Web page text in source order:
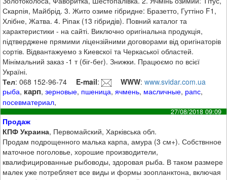
Скарпія, Майбрід. 3. Жито озиме гібридне: Бразетто, Гуттіно F1,
Хлібне, Жатва. 4. Ріпак (13 гібридів). Повний каталог та
характеристики - на сайті. Виключно оригінальна продукція,
підтверджене прямими ліцензійними договорами від оригінаторів
сортів. Відвантажуемо з Киевскої та Черкаської областей.
Мінімальний заказ -1 т (біг-бег). Знижки. Працюємо по всієї
Україні.
Тел: 068 152-96-74 E-mail: WWW:www.svidar.com.ua
рыба, карп,зерновые, пшеница,ячмень, масличные, рапс,
посевматериал,
27/08/2018 09:09
Продаж
КПФ Украина, Первомайский, Харківська обл.
Продам подрощенного малька карпа, амура (3 см+). Собствнное
маточное поголовье, хорошие производители,
квалифицированные рыбоводы, здоровая рыба. В таком размере
малек уже потребляет все виды и формы зоопланктона, включая